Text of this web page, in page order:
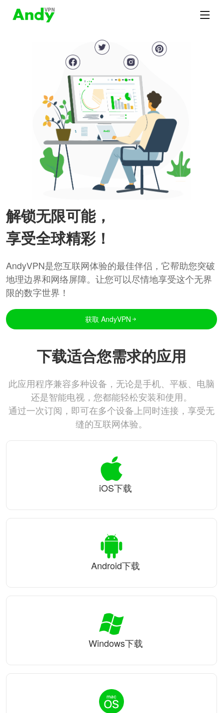
解锁无限可能，
享受全球精彩！
AndyVPN是您互联网体验的最佳伴侣，它帮助您突破
地理边界和网络屏障。让您可以尽情地享受这个无界
限的数字世界！
获取 AndyVPN
下载适合您需求的应用
此应用程序兼容多种设备，无论是手机、平板、电脑
还是智能电视，您都能轻松安装和使用。
通过一次订阅，即可在多个设备上同时连接，享受无
缝的互联网体验。
iOS下载
Android下载
Windows下载